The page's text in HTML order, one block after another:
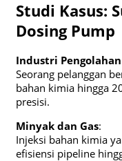
Studi Kasus:
Dosing Pump
Industri
Seorang pelanggan
bahan kimia hingga
presisi.
Minyak dan Gas:
Injeksi bahan kimia
efisiensi pipeline